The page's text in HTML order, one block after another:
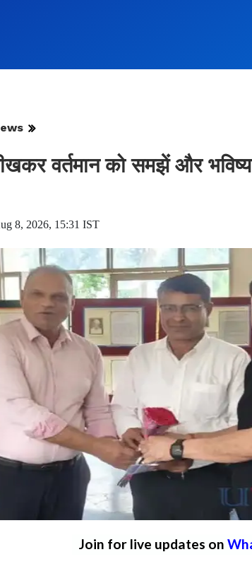
वर्तमान को समझें और
8, 2026, 15:31 IST
Join for live updates on